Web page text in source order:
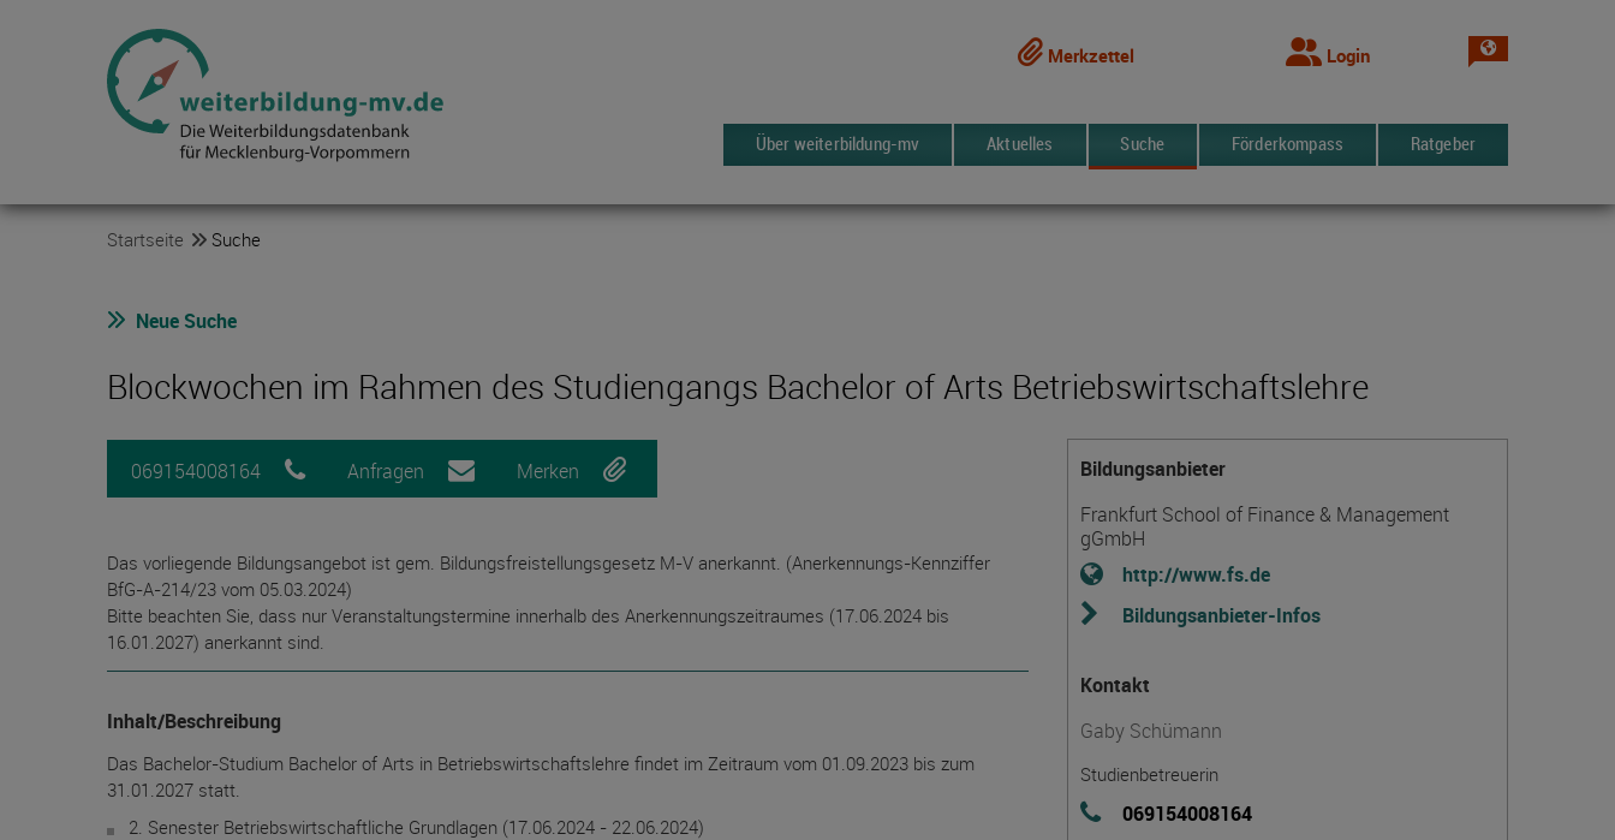
Merkzettel Login Sprache
Über weiterbildung-mv Aktuelles Suche Förderkompass Ratgeber
Startseite Suche
Neue Suche
Blockwochen im Rahmen des Studiengangs Bachelor of Arts Betriebswirtschaftslehre
069154008164 Anfragen Merken
Das vorliegende Bildungsangebot ist gem. Bildungsfreistellungsgesetz M-V anerkannt. (Anerkennungs-Kennziffer
BfG-A-214/23 vom 05.03.2024)
Bitte beachten Sie, dass nur Veranstaltungstermine innerhalb des Anerkennungszeitraumes (17.06.2024 bis
16.01.2027) anerkannt sind.
Inhalt/Beschreibung
Das Bachelor-Studium Bachelor of Arts in Betriebswirtschaftslehre findet im Zeitraum vom 01.09.2023 bis zum
31.01.2027 statt.
2. Senester Betriebswirtschaftliche Grundlagen (17.06.2024 - 22.06.2024)
Bildungsanbieter
Frankfurt School of Finance & Management
gGmbH
http://www.fs.de
Bildungsanbieter-Infos
Kontakt
Gaby Schümann
Studienbetreuerin
069154008164